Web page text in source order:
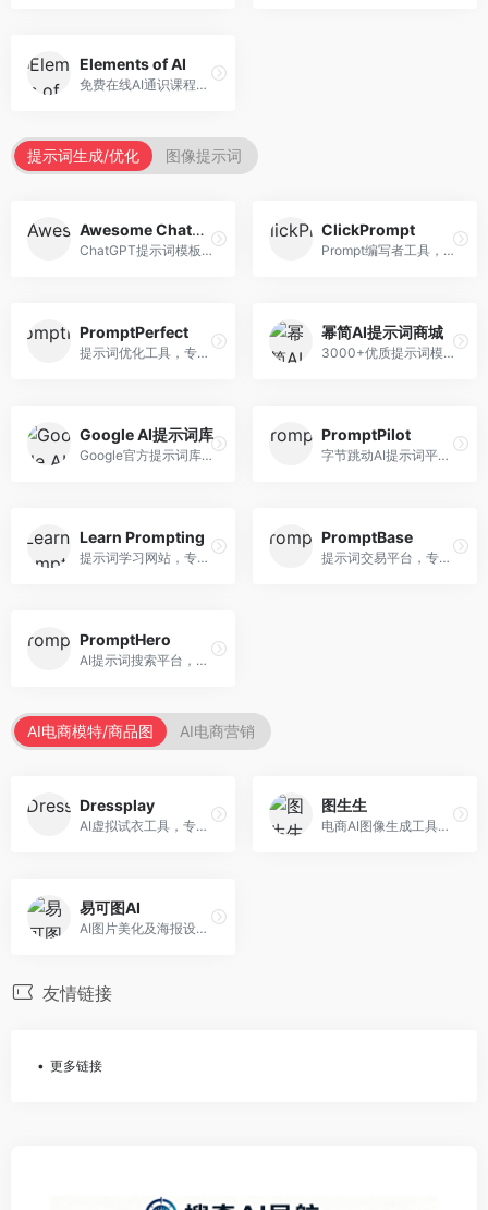
Elements of AI
免费在线AI通识课程，专注于AI基础知识普及。面向普通大众，提供AI概念、原理、应用等入门知识，语言通俗易懂。
提示词生成/优化 图像提示词
Awesome ChatGPT Prompts
ChatGPT提示词模板库，专注于实用提示词收集。面向ChatGPT用户，提供提示词模板、使用场景、效果展示等资源，模板实用性强。
ClickPrompt
Prompt编写者工具，专注于提示词创作辅助。面向提示词创作者，提供提示词编辑、测试、分享等服务，创作工具完善。
PromptPerfect
提示词优化工具，专注于提示词质量提升。面向AI用户，提供提示词优化、效果测试、版本对比等服务，提示词优化专业。
幂简AI提示词商城
3000+优质提示词模板平台，专注于中文提示词。面向中文AI用户，提供提示词模板、分类检索、一键使用等服务，中文提示词丰富。
Google AI提示词库
Google官方提示词库，专注于Gemini模型优化。面向开发者，提供官方提示词指南、最佳实践、示例代码等资源，权威性强。
PromptPilot
字节跳动AI提示词平台，专注于提示词优化与管理。面向AI用户，提供提示词优化、效果测试、团队协作等服务，企业级功能完善。
Learn Prompting
提示词学习网站，专注于提示词工程教育。面向AI学习者，提供提示词教程、最佳实践、案例研究等资源，教学内容系统。
PromptBase
提示词交易平台，专注于高质量提示词买卖。面向AI创作者，提供提示词交易、模板购买、创作者收益等服务，提示词质量高。
PromptHero
AI提示词搜索平台，整合多种AI工具提示词资源。面向AI创作者，提供提示词搜索、模板库、社区分享等服务，提示词资源丰富。
AI电商模特/商品图 AI电商营销
Dressplay
AI虚拟试衣工具，专注于服装电商体验。面向服装电商，提供虚拟试穿、尺码推荐、穿搭建议等服务，试衣体验真实。
图生生
电商AI图像生成工具，专注于商品图创作。面向电商卖家，提供商品图生成、背景替换、批量处理等服务，商品图质量高。
易可图AI
AI图片美化及海报设计平台，专注于电商视觉设计。面向电商卖家，提供图片美化、海报设计、营销素材等服务，设计效率高。
友情链接
更多链接